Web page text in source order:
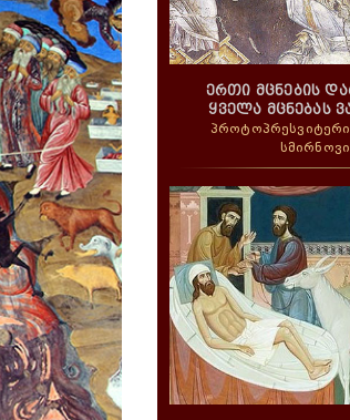
ერთი მცნების
ყველა მცნებას
სმირნოვი